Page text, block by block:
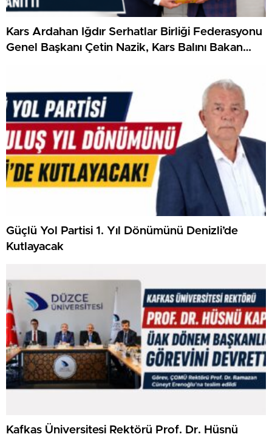
Kars Ardahan Iğdır Serhatlar Birliği Federasyonu
Genel Başkanı Çetin Nazik, Kars Balını Bakan
Güçlü Yol Partisi 1. Yıl Dönümünü Denizli’de
Kutlayacak
Kafkas Üniversitesi Rektörü Prof. Dr. Hüsnü